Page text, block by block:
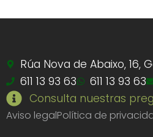
Rúa Nova de Abaixo, 16,
611 13 93 63
611 13 93 63
Consulta nuestras
Aviso legalPolítica de